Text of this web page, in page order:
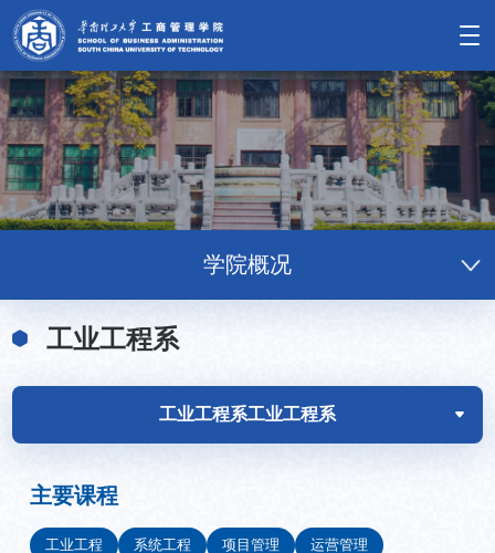
学院概况
工业工程系
工业工程系工业工程系
主要课程
工业工程 系统工程 项目管理 运营管理